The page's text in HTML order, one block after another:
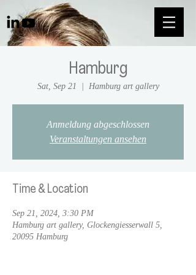
Hamburg
Sat, Sep 21 Hamburg art gallery
Anmeldung abgeschlossen
Veranstaltungen ansehen
Time & Location
Sep 21, 2024, 3:30 PM
Hamburg art gallery, Glockengiesserwall 5,
20095 Hamburg